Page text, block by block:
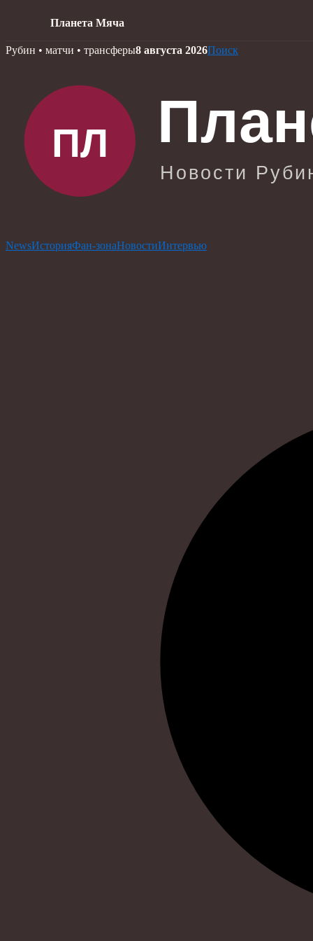
Планета Мяча
Skip
Рубин • матчи • трансферы8 августа 2026Поиск
NewsИсторияФан-зонаНовостиИнтервью